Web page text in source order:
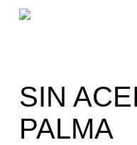
Skip
SIN
PALMA